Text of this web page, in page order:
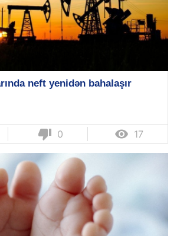
neft yenidən bahalaşır
thumb_down 0  17